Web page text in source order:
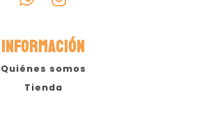
INFORMACIÓN
Quiénes somos
Tienda